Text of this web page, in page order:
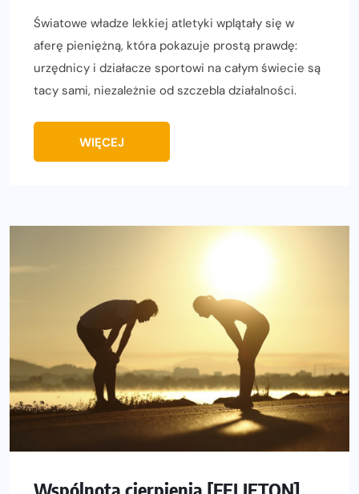
Światowe władze lekkiej atletyki wplątały się w
aferę pieniężną, która pokazuje prostą prawdę:
urzędnicy i działacze sportowi na całym świecie są
tacy sami, niezależnie od szczebla działalności.
WIĘCEJ
Wspólnota cierpienia [FELIETON]